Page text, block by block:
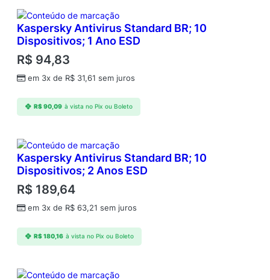
Kaspersky Antivirus Standard BR; 10
Dispositivos; 1 Ano ESD
R$ 94,83
em 3x de R$ 31,61 sem juros
R$90,09 à vista no Pix ou Boleto
Kaspersky Antivirus Standard BR; 10
Dispositivos; 2 Anos ESD
R$ 189,64
em 3x de R$ 63,21 sem juros
R$180,16 à vista no Pix ou Boleto